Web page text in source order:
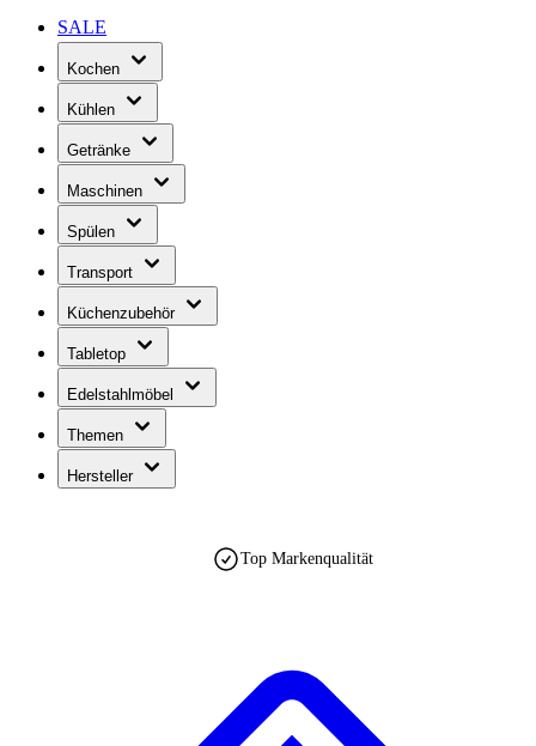
SALE
Kochen
Kühlen
Getränke
Maschinen
Spülen
Transport
Küchenzubehör
Tabletop
Edelstahlmöbel
Themen
Hersteller
Top Markenqualität